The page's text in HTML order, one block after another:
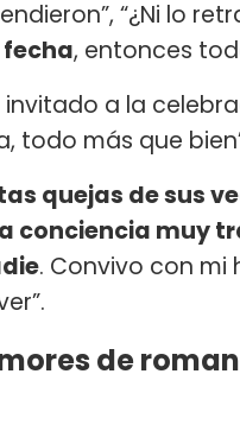
“¿Ni lo
, entonces
a la
todo más que
quejas de sus
conciencia muy
. Convivo con mi
de